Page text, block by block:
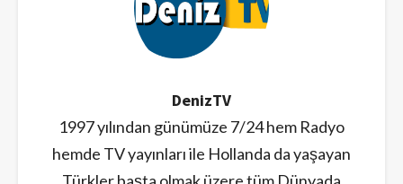
DenizTV
1997 yılından günümüze 7/24 hem Radyo
hemde TV yayınları ile Hollanda da yaşayan